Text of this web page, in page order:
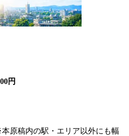
円
原稿内の駅・エリア以外にも幅